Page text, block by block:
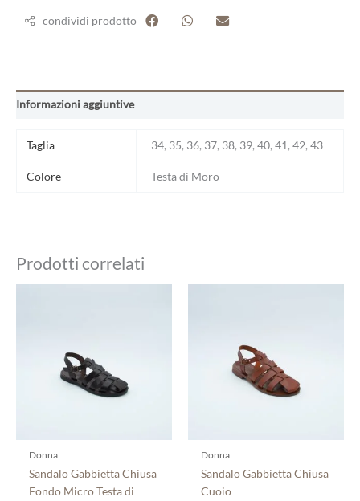
condividi prodotto
Informazioni aggiuntive
Taglia 34, 35, 36, 37, 38, 39, 40, 41, 42, 43
Colore Testa di Moro
Prodotti correlati
Donna
Sandalo Gabbietta Chiusa
Fondo Micro Testa di
varianti.
Le
opzioni
nella
pagina
Donna
Sandalo Gabbietta Chiusa
Cuoio
più
varianti.
Le
opzioni
nella